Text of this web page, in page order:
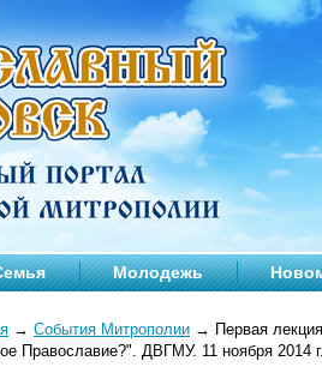
Молодежь
→ События Митрополии → Первая
Православие?". ДВГМУ. 11 ноября 2014 г.